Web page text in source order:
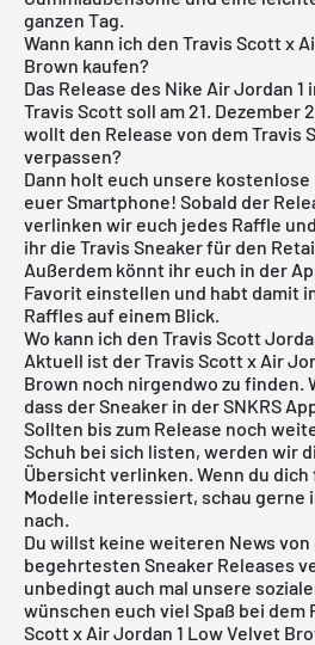
ganzen Tag.
Wann kann ich den Travis Scott x
Brown kaufen?
Das Release des Nike Air Jordan 1
Travis Scott soll am 21.
wollt den Release von dem Travis
verpassen?
Dann holt euch unsere kostenlose
euer Smartphone! Sobald der
verlinken wir euch jedes Raffle
ihr die Travis Sneaker für den
Außerdem könnt ihr euch in der
Favorit einstellen und habt damit
Raffles auf einem Blick.
Wo kann ich den Travis Scott
Aktuell ist der Travis Scott x Air
Brown noch nirgendwo zu finden.
dass der Sneaker in der SNKRS
Sollten bis zum Release noch
Schuh bei sich listen, werden wir
Übersicht verlinken. Wenn du
Modelle interessiert, schau gerne
nach.
Du willst keine weiteren News
begehrtesten Sneaker Releases
unbedingt auch mal unsere
wünschen euch viel Spaß bei dem
Scott x Air Jordan 1 Low Velvet